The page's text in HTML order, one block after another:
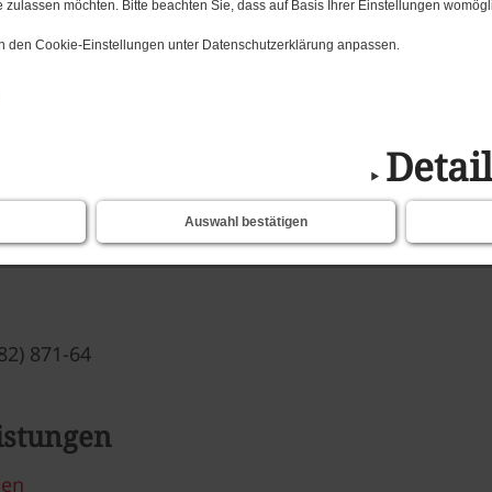
möchten. Bitte beachten Sie, dass auf Basis Ihrer Einstellungen
den Cookie-Einstellungen unter Datenschutzerklärung anpassen.
Auswahl bestätigen
/ Ordnung u.
Ordnungsamt
871-64